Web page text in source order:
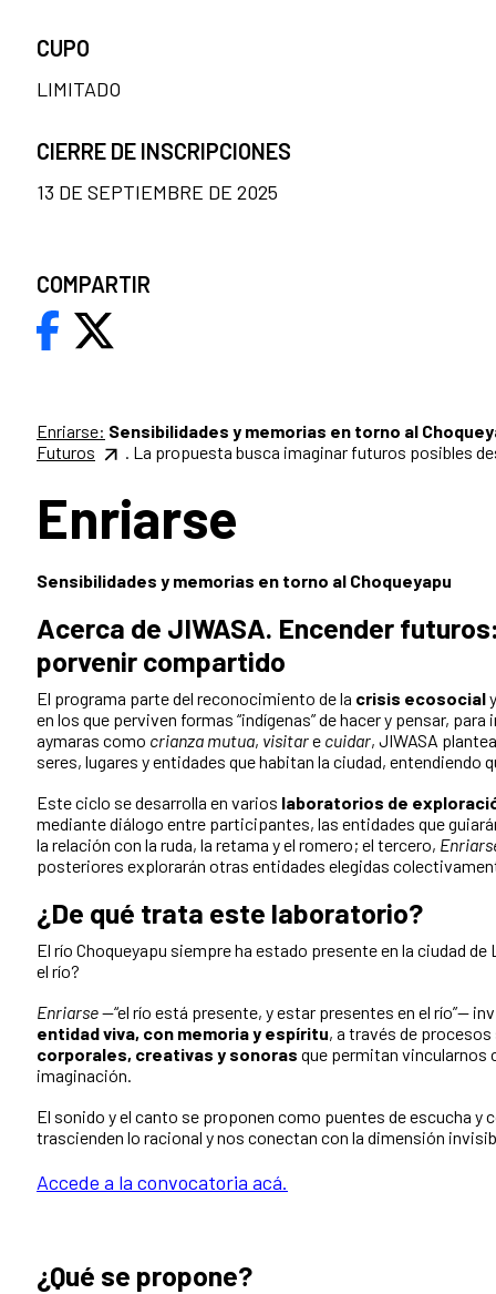
Enriarse: Sensibilidades y memorias en torno al
Futuros
. La propuesta busca imaginar futuros posibles
Enriarse
Sensibilidades y memorias en torno al Choqueyapu
Acerca de JIWASA. Encender
porvenir compartido
El programa parte del reconocimiento de la crisis ecosocial
en los que perviven formas “indígenas” de hacer y pensar,
aymaras como crianza mutua, visitare cuidar, JIWASA
seres, lugares y entidades que habitan la ciudad, entendiendo
Este ciclo se desarrolla en varios laboratorios de
mediante diálogo entre participantes, las entidades que
la relación con la ruda, la retama y el romero; el tercero,
posteriores explorarán otras entidades elegidas
¿De qué trata este laboratorio?
El río Choqueyapu siempre ha estado presente en la ciudad
el río?
Enriarse—“el río está presente, y estar presentes en el río”—
entidad viva, con memoria y espíritu, a través de
corporales, creativas y sonoras que permitan vincularnos
imaginación.
El sonido y el canto se proponen como puentes de escucha
trascienden lo racional y nos conectan con la dimensión
Accede a la convocatoria acá.
¿Qué se propone?
CUPO
LIMITADO
CIERRE DE INSCRIPCIONES
13 DE SEPTIEMBRE DE 2025
COMPARTIR